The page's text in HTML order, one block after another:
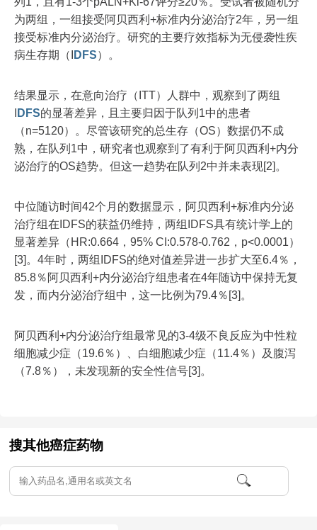
为两组，一组接受阿贝西利+标准内分泌治疗2年，另一组
接受标准内分泌治疗。研究的主要疗效指标为无侵袭性疾
病生存期（I DFS）。
结果显示，在意向治疗（ITT）人群中，观察到了两组
DFS的显著差异，且主要归因于队列1中的患者
（n=5120）。尽管该研究的总生存（OS）数据仍不成
熟，在队列1中，研究者也观察到了有利于阿贝西利+内分
泌治疗的OS趋势。但这一趋势在队列2中并未表现[2]。
中位随访时间42个月的数据显示，阿贝西利+标准内分泌
治疗组在IDFS的获益仍维持，两组IDFS具有统计学上的
显著差异（HR:0.664，95% CI:0.578-0.762，p<0.0001）
[3]。4年时，两组IDFS的绝对值差异进一步扩大至6.4％，
85.8％阿贝西利+内分泌治疗组患者在4年随访中保持无复
发，而内分泌治疗组中，这一比例为79.4％[3]。
阿贝西利+内分泌治疗组最常见的3-4级不良反应为中性粒
细胞减少症（19.6％）、白细胞减少症（11.4％）及腹泻
（7.8％），未发现新的安全性信号[3]。
搜其他癌症药物